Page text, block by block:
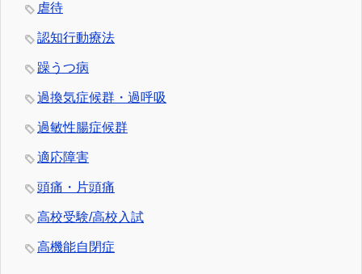
虐待
認知行動療法
躁うつ病
過換気症候群・過呼吸
過敏性腸症候群
適応障害
頭痛・片頭痛
高校受験/高校入試
高機能自閉症